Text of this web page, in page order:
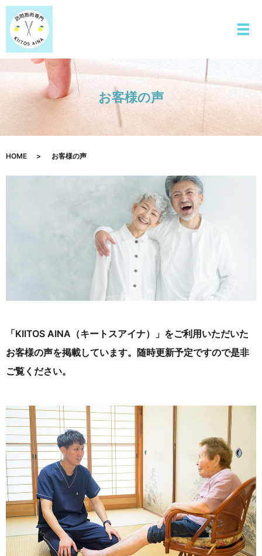
お客様の声
HOME お客様の声
「KIITOS AINA（キートスアイナ）」をご利用いただいた
お客様の声を掲載しています。 随時更新予定ですので是非
ご覧ください。